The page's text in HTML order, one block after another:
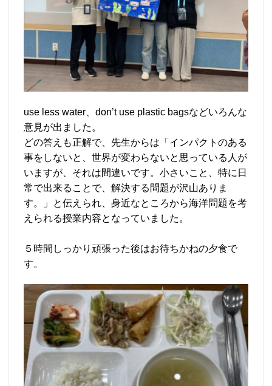
use less water、don’t use plastic bagsなどいろんな
意見が出ました。
どの答えも正解で、先生からは「インパクトのある
事をしないと、世界が変わらないと思っている人が
いますが、それは間違いです。小さいこと、特に日
常で出来ることで、解決する問題が沢山ありま
す。」と伝えられ、身近なところから海洋問題を考
えられる授業内容となっていました。
５時間しっかり頑張った後はお待ちかねの夕食で
す。